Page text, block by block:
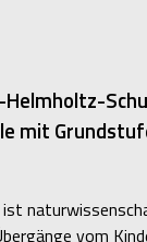
mit
ist
vom